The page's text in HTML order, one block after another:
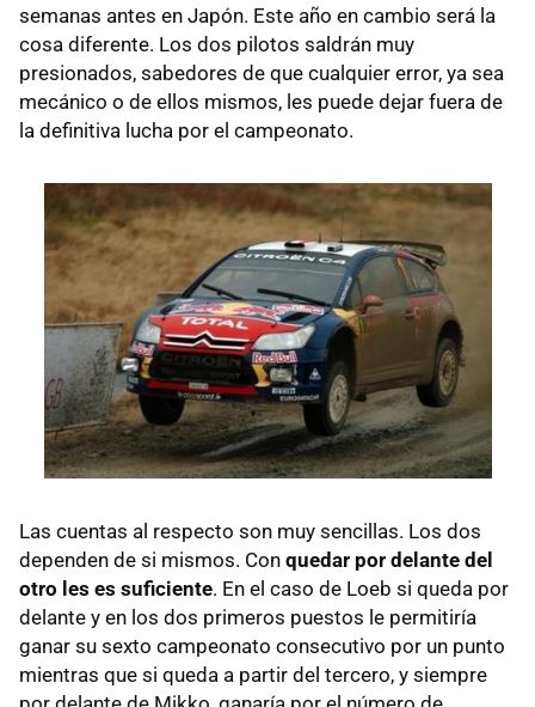
semanas antes en Japón. Este año en cambio será la
cosa diferente. Los dos pilotos saldrán muy
presionados, sabedores de que cualquier error, ya sea
mecánico o de ellos mismos, les puede dejar fuera de
la definitiva lucha por el campeonato.
Las cuentas al respecto son muy sencillas. Los dos
dependen de si mismos. Con quedar por delante del
otro les es suficiente. En el caso de Loeb si queda por
delante y en los dos primeros puestos le permitiría
ganar su sexto campeonato consecutivo por un punto
mientras que si queda a partir del tercero, y siempre